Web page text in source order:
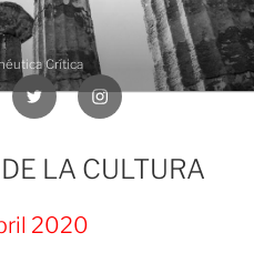
Crítica
Menú
LA CULTURA
2020
Twitter Instagram